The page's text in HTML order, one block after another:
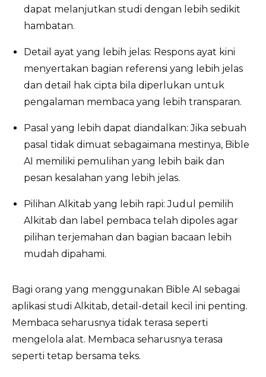
dapat melanjutkan studi dengan lebih sedikit
hambatan.
Detail ayat yang lebih jelas: Respons ayat kini
menyertakan bagian referensi yang lebih jelas
dan detail hak cipta bila diperlukan untuk
pengalaman membaca yang lebih transparan.
Pasal yang lebih dapat diandalkan: Jika sebuah
pasal tidak dimuat sebagaimana mestinya, Bible
AI memiliki pemulihan yang lebih baik dan
pesan kesalahan yang lebih jelas.
Pilihan Alkitab yang lebih rapi: Judul pemilih
Alkitab dan label pembaca telah dipoles agar
pilihan terjemahan dan bagian bacaan lebih
mudah dipahami.
Bagi orang yang menggunakan Bible AI sebagai
aplikasi studi Alkitab, detail-detail kecil ini penting.
Membaca seharusnya tidak terasa seperti
mengelola alat. Membaca seharusnya terasa
seperti tetap bersama teks.